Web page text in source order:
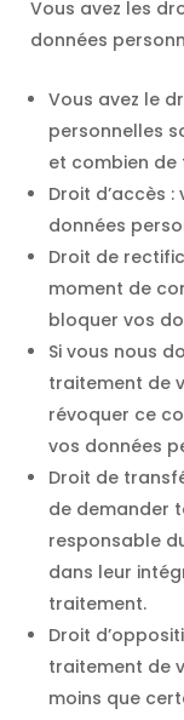
Vous avez les
données
Vous avez le
personnelles
et combien de
Droit d’accès
données
Droit de
moment de
bloquer vos
Si vous nous
traitement de
révoquer ce
vos données
Droit de
de demander
responsable
dans leur
traitement.
Droit
traitement de
moins que